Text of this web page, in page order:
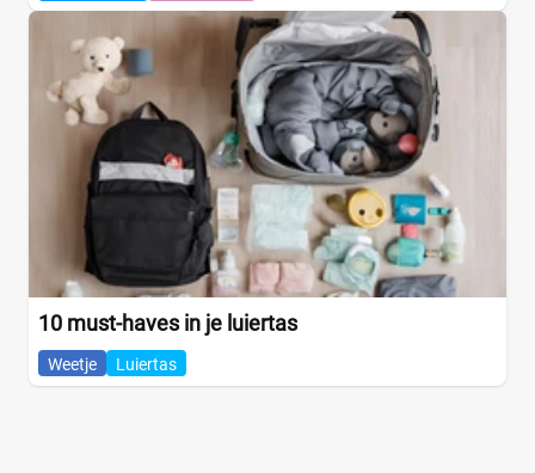
10 must-haves in je luiertas
Weetje Luiertas